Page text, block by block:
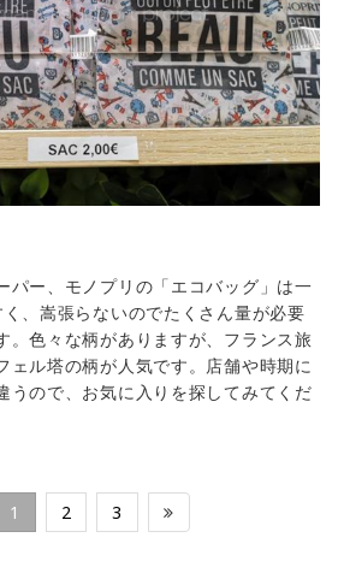
パー、モノプリの「エコバッグ」は一
、嵩張らないのでたくさん量が必要
。色々な柄がありますが、フランス旅
ェル塔の柄が人気です。店舗や時期に
うので、お気に入りを探してみてくだ
1 2 3